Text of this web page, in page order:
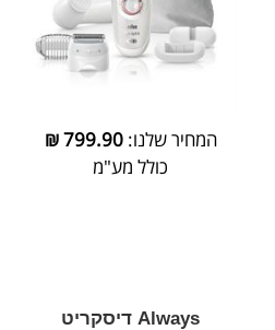
המחיר שלנו:799.90
₪
כולל מע"מ
Always דיסקריט